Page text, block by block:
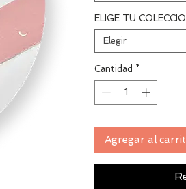
ELIGE TU
Elegir
Cantidad *
Agregar al